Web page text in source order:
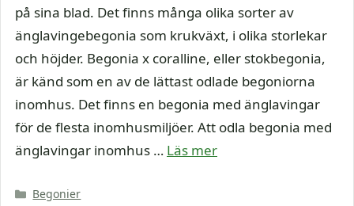
på sina blad. Det finns många olika sorter av
änglavingebegonia som krukväxt, i olika storlekar
och höjder. Begonia x coralline, eller stokbegonia,
är känd som en av de lättast odlade begoniorna
inomhus. Det finns en begonia med änglavingar
för de flesta inomhusmiljöer. Att odla begonia med
änglavingar inomhus … Läs mer
Kategorier
Begonier